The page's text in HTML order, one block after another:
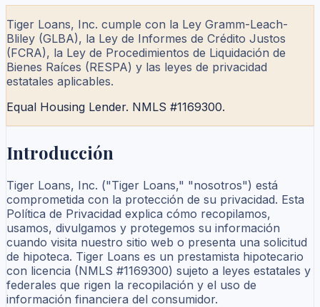
Tiger Loans, Inc. cumple con la Ley Gramm-Leach-
Bliley (GLBA), la Ley de Informes de Crédito Justos
(FCRA), la Ley de Procedimientos de Liquidación de
Bienes Raíces (RESPA) y las leyes de privacidad
estatales aplicables.
Equal Housing Lender. NMLS #1169300.
Introducción
Tiger Loans, Inc. ("Tiger Loans," "nosotros") está
comprometida con la protección de su privacidad. Esta
Política de Privacidad explica cómo recopilamos,
usamos, divulgamos y protegemos su información
cuando visita nuestro sitio web o presenta una solicitud
de hipoteca. Tiger Loans es un prestamista hipotecario
con licencia (NMLS #1169300) sujeto a leyes estatales y
federales que rigen la recopilación y el uso de
información financiera del consumidor.